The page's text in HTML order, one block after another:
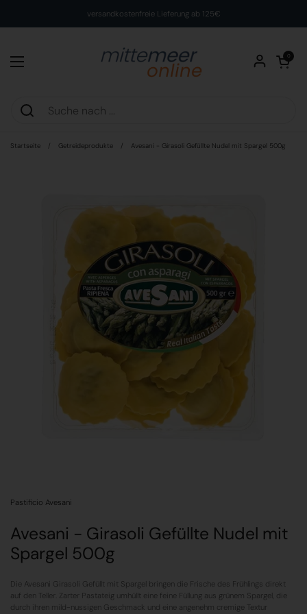
versandkostenfreie Lieferung ab 125€
Menü öffnen
Warenkorb
0
Startseite / Getreideprodukte / Avesani - Girasoli Gefüllte Nudel mit Spargel 500g
Pastificio Avesani
Avesani - Girasoli Gefüllte Nudel mit
Spargel 500g
Die Avesani Girasoli Gefüllt mit Spargel bringen die Frische des Frühlings direkt
auf den Teller. Zarter Pastateig umhüllt eine feine Füllung aus grünem Spargel, die
durch ihren mild-nussigen Geschmack und eine angenehm cremige Textur